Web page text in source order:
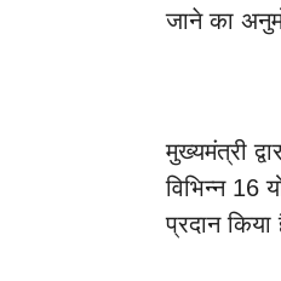
जाने का
मुख्यमंत्री
विभिन्न 16
प्रदान किया